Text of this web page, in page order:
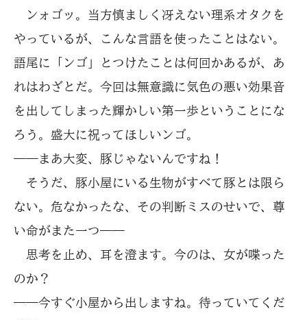
ンォゴッ。当方慎ましく冴えない理系オタクを
やっているが、こんな言語を使ったことはない。
語尾に「ンゴ」とつけたことは何回かあるが、あ
れはわざとだ。今回は無意識に気色の悪い効果音
を出してしまった輝かしい第一歩ということにな
ろう。盛大に祝ってほしいンゴ。
――まあ大変、豚じゃないんですね！
そうだ、豚小屋にいる生物がすべて豚とは限ら
ない。危なかったな、その判断ミスのせいで、尊
い命がまた一つ――
思考を止め、耳を澄ます。今のは、女が喋った
のか？
――今すぐ小屋から出しますね。待っていてくだ